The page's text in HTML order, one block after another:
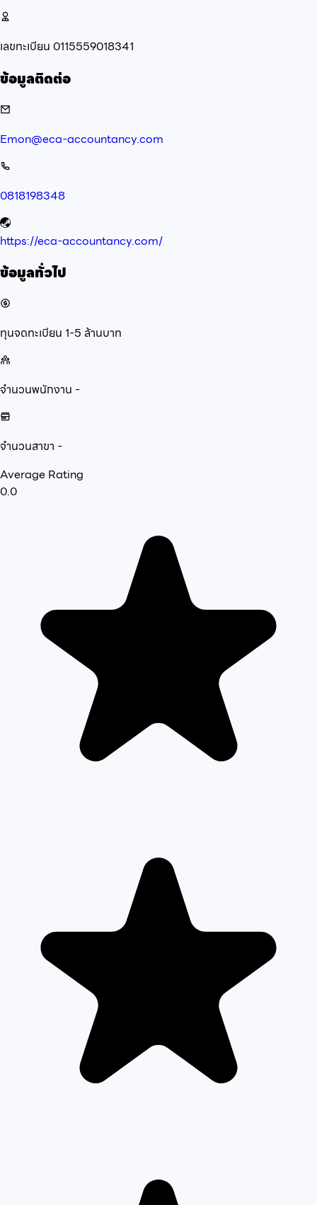
เลขทะเบียน 0115559018341
ข้อมูลติดต่อ
Emon@eca-accountancy.com
0818198348
https://eca-accountancy.com/
ข้อมูลทั่วไป
ทุนจดทะเบียน 1-5 ล้านบาท
จำนวนพนักงาน -
จำนวนสาขา -
Average Rating
0.0